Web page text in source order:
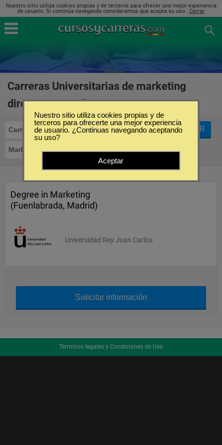
Nuestro sitio utiliza cookies propias y de terceros para ofrecer una mejor experiencia
de usuario. Si continúa navegando consideramos que acepta su uso.. Cerrar
Carreras Universitarias de marketing
directo en España
Carreras Universitarias
Marketing Directo
FILTRAR
Degree in Marketing
(Fuenlabrada, Madrid)
Universidad Rey Juan Carlos
Solicitar información
Términos legales y Condiciones de Uso
Nuestro sitio utiliza cookies propias y de
terceros para ofrecerte una mejor experiencia
de usuario. ¿Continuas navegando aceptando
su uso?
Aceptar